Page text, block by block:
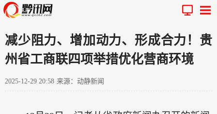
减少阻力、增加动力、形成合力！贵
州省工商联四项举措优化营商环境
2025-12-29 20:58 来源：动静新闻